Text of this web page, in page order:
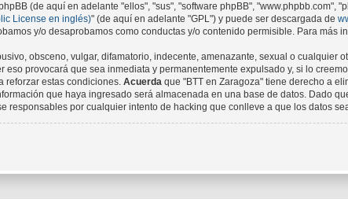
(de aquí en adelante "ellos", "sus", "software phpBB",
License en inglés)" (de aquí en adelante "GPL") y puede ser descargada de
y/o desaprobamos como conductas y/o contenido permisible. Para más
obsceno, vulgar, difamatorio, indecente, amenazante, sexual o cualquier
eso provocará que sea inmediata y permanentemente expulsado y, si lo
reforzar estas condiciones. Acuerdaque "BTT en Zaragoza" tiene derecho a
que haya ingresado será almacenada en una base de datos. Dado
responsables por cualquier intento de hacking que conlleve a que los datos